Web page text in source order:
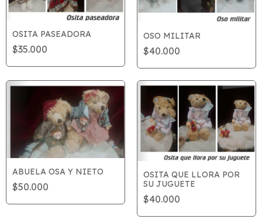
OSITA PASEADORA
$35.000
OSO MILITAR
$40.000
ABUELA OSA Y NIETO
$50.000
OSITA QUE LLORA POR
SU JUGUETE
$40.000